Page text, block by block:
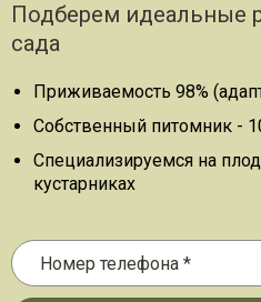
Подберем идеальные
сада
Приживаемость 98%
Собственный питомник -
Специализируемся на
кустарниках